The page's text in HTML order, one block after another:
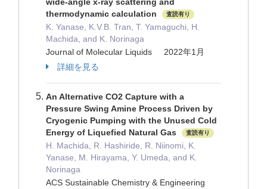
thermodynamic calculation
査読有り
K. Yanase, K.V.B. Tran, T. Yamaguchi, H.
Machida, and K. Norinaga
Journal of Molecular Liquids 2022年1月
詳細を見る
An Alternative CO2 Capture with a
Pressure Swing Amine Process Driven by
Cryogenic Pumping with the Unused Cold
Energy of Liquefied Natural Gas
査読有り
H. Machida, R. Hashiride, R. Niinomi, K.
Yanase, M. Hirayama, Y. Umeda, and K.
Norinaga
ACS Sustainable Chemistry & Engineering